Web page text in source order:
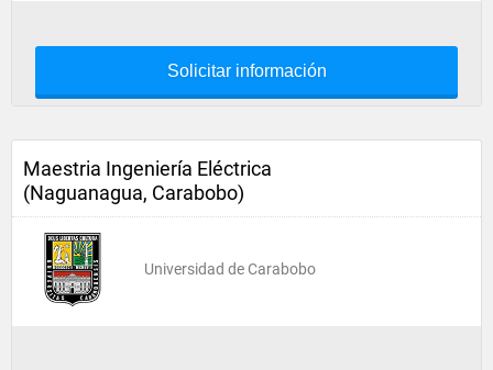
Solicitar información
Maestria Ingeniería Eléctrica
(Naguanagua, Carabobo)
Universidad de Carabobo